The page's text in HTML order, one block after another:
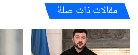
مقالات ذات صلة